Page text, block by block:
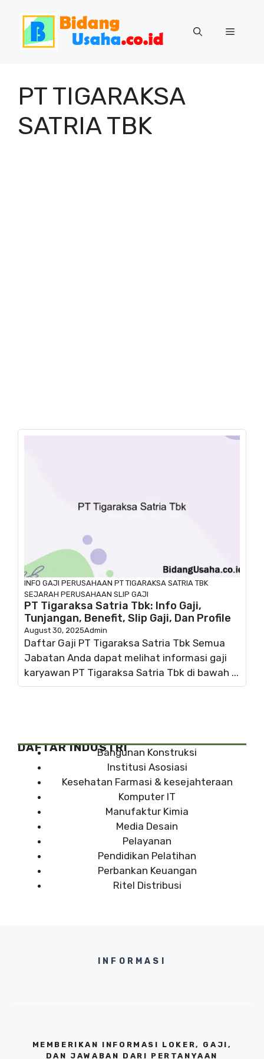
Menu
PT TIGARAKSA
SATRIA TBK
INFO GAJI PERUSAHAAN PT TIGARAKSA SATRIA TBK
SEJARAH PERUSAHAAN SLIP GAJI
PT Tigaraksa Satria Tbk: Info Gaji,
Tunjangan, Benefit, Slip Gaji, Dan Profile
August 30, 2025Admin
Daftar Gaji PT Tigaraksa Satria Tbk Semua
Jabatan Anda dapat melihat informasi gaji
karyawan PT Tigaraksa Satria Tbk di bawah ...
DAFTAR INDUSTRIBangunan Konstruksi
Institusi Asosiasi
Kesehatan Farmasi & kesejahteraan
Komputer IT
Manufaktur Kimia
Media Desain
Pelayanan
Pendidikan Pelatihan
Perbankan Keuangan
Ritel Distribusi
INFORMASI
MEMBERIKAN INFORMASI LOKER, GAJI,
DAN JAWABAN DARI PERTANYAAN